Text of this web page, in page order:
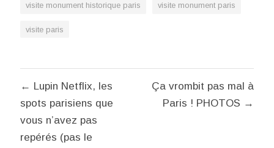
visite monument historique paris visite monument paris
visite paris
Navigation
de
l’article
← Lupin Netflix, les
spots parisiens que
vous n’avez pas
repérés (pas le
Ça vrombit pas mal à
Paris ! PHOTOS →